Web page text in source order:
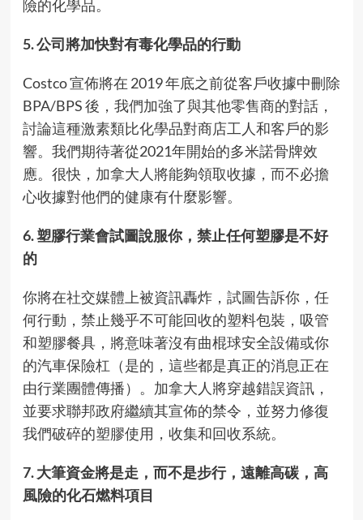
險的化學品。
5. 公司將加快對有毒化學品的行動
Costco 宣佈將在 2019 年底之前從客戶收據中刪除
BPA/BPS 後，我們加強了與其他零售商的對話，
討論這種激素類比化學品對商店工人和客戶的影
響。我們期待著從2021年開始的多米諾骨牌效
應。很快，加拿大人將能夠領取收據，而不必擔
心收據對他們的健康有什麼影響。
6. 塑膠行業會試圖說服你，禁止任何塑膠是不好
的
你將在社交媒體上被資訊轟炸，試圖告訴你，任
何行動，禁止幾乎不可能回收的塑料包裝，吸管
和塑膠餐具，將意味著沒有曲棍球安全設備或你
的汽車保險杠（是的，這些都是真正的消息正在
由行業團體傳播）。加拿大人將穿越錯誤資訊，
並要求聯邦政府繼續其宣佈的禁令，並努力修復
我們破碎的塑膠使用，收集和回收系統。
7. 大筆資金將是走，而不是步行，遠離高碳，高
風險的化石燃料項目